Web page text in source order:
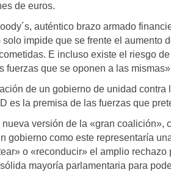
de euros.
auténtico brazo armado
impide que se frente el aumento
E incluso existe el riesgo
fuerzas que se oponen a las
de un gobierno de unidad
es la premisa de las fuerzas que
nueva versión de la «gran
gobierno como este representaría
o «reconducir» el amplio
mayoría parlamentaria para